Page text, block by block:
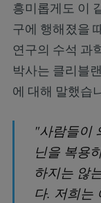
흥미롭게도 이
구에 행해졌을
연구의 수석 과
박사는 클리블
에 대해 말했습
"사람들이
닌을 복용
하지는 않
다. 저희는